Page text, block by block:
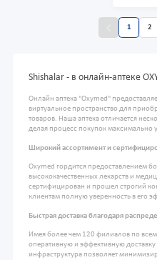
1 2
Shishalar - в онлайн-аптеке
Онлайн аптека "Oxymed"
виртуальное пространство для
товаров. Наша аптека отличается
делая процесс покупок
Широкий ассортимент и
Oxymed гордится предоставлением
высококачественных лекарств и
сертифицирован и прошел строгий
клиентам полную уверенность в его
Быстрая доставка благодаря
Имея более чем 120 филиалов по
оперативную и эффективную
инфраструктура позволяет